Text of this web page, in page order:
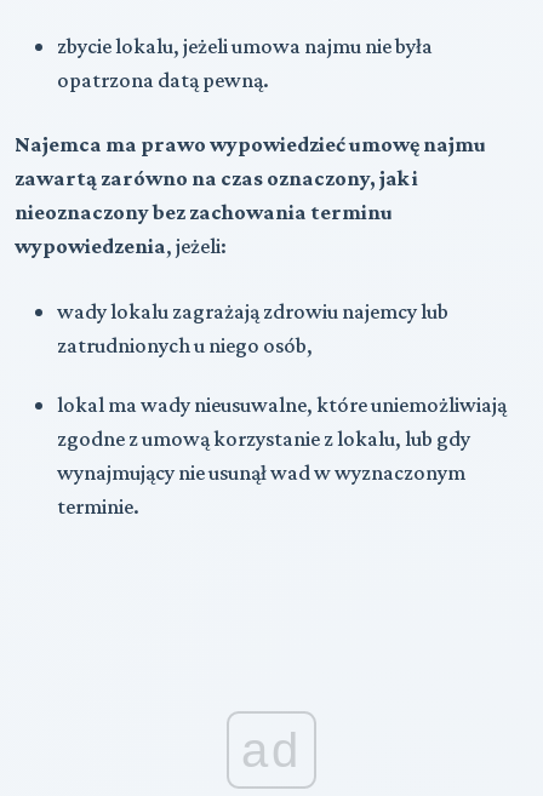
zbycie lokalu, jeżeli umowa najmu nie była
opatrzona datą pewną.
Najemca ma prawo wypowiedzieć umowę najmu
zawartą zarówno na czas oznaczony, jak i
nieoznaczony bez zachowania terminu
wypowiedzenia, jeżeli:
wady lokalu zagrażają zdrowiu najemcy lub
zatrudnionych u niego osób,
lokal ma wady nieusuwalne, które uniemożliwiają
zgodne z umową korzystanie z lokalu, lub gdy
wynajmujący nie usunął wad w wyznaczonym
terminie.
ad